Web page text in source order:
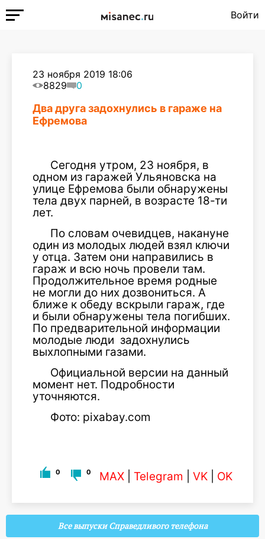
Войти
23 ноября 2019 18:06
8829
0
Два друга задохнулись в гараже на
Ефремова
Сегодня утром, 23 ноября, в
одном из гаражей Ульяновска на
улице Ефремова были обнаружены
тела двух парней, в возрасте 18-ти
лет.
По словам очевидцев, накануне
один из молодых людей взял ключи
у отца. Затем они направились в
гараж и всю ночь провели там.
Продолжительное время родные
не могли до них дозвониться. А
ближе к обеду вскрыли гараж, где
и были обнаружены тела погибших.
По предварительной информации
молодые люди задохнулись
выхлопными газами.
Официальной версии на данный
момент нет. Подробности
уточняются.
Фото: pixabay.com
0 0 MAX Telegram VK OK
Все выпуски Справедливого телефона